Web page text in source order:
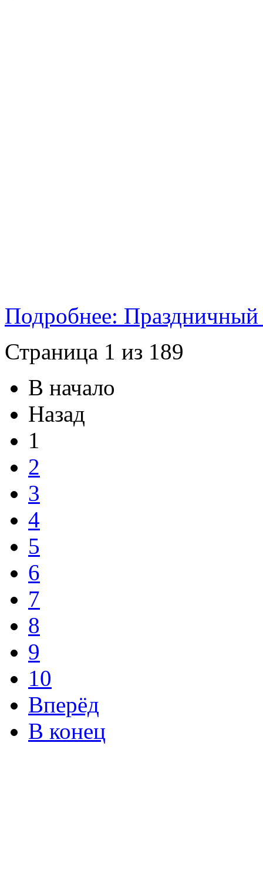
Подробнее: Праздничный
Страница 1 из 189
В начало
Назад
1
2
3
4
5
6
7
8
9
10
Вперёд
В конец